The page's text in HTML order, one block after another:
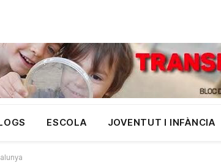
ESCOLA JOVENTUT I INFÀNCIA